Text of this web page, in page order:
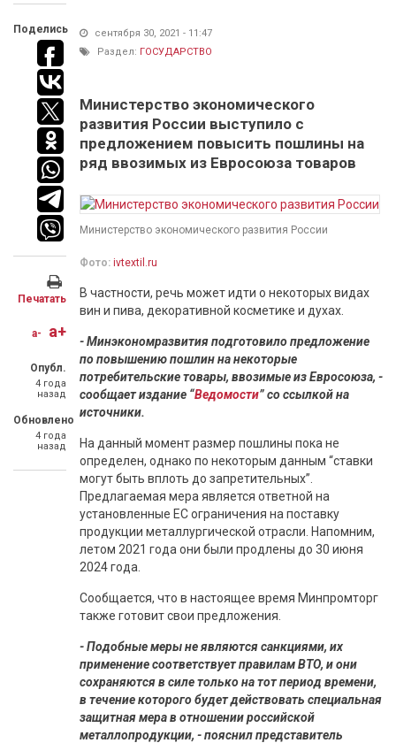
Поделись
Печатать
a- a+
Опубл.
4 года
назад
Обновлено
4 года
назад
сентября 30, 2021 - 11:47
Раздел: ГОСУДАРСТВО
Министерство экономического
развития России выступило с
предложением повысить пошлины на
ряд ввозимых из Евросоюза товаров
Министерство экономического развития России
Фото: ivtextil.ru
В частности, речь может идти о некоторых видах
вин и пива, декоративной косметике и духах.
- Минэкономразвития подготовило предложение
по повышению пошлин на некоторые
потребительские товары, ввозимые из Евросоюза, -
сообщает издание “Ведомости” со ссылкой на
источники.
На данный момент размер пошлины пока не
определен, однако по некоторым данным “ставки
могут быть вплоть до запретительных”.
Предлагаемая мера является ответной на
установленные ЕС ограничения на поставку
продукции металлургической отрасли. Напомним,
летом 2021 года они были продлены до 30 июня
2024 года.
Сообщается, что в настоящее время Минпромторг
также готовит свои предложения.
- Подобные меры не являются санкциями, их
применение соответствует правилам ВТО, и они
сохраняются в силе только на тот период времени,
в течение которого будет действовать специальная
защитная мера в отношении российской
металлопродукции, - пояснил представитель